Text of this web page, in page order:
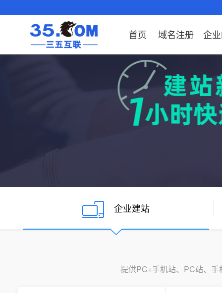
首页 域名注册
域名服务
DNS管理器
备案中心
域名转入
企
解决方案
企业云办公解决
企业沟通解决方案
企业数字化解决
服务
SSL证书
海外加速
Google优化&推广
代理型
数据库产品
企业上
企业数
虚拟
解决方案
企业上网解决方案
云服务器常见问题
IPV6转换服务
解决方案
企业上网解决方案
企业云办公解决
企业数字化解决
证书品牌
ssITrus
DigiCert
GeoTrust
网站推广
百度搜索
Google优化&推
广
解决方案
企业上网解决方案
外贸数字营销解
企业建站
提供PC+手机站、PC站、